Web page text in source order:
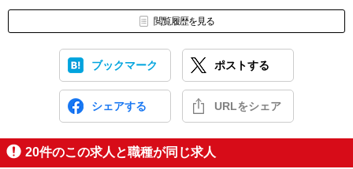
閲覧履歴を見る
ブックマーク ポストする
シェアする URLをシェア
20件のこの求人と職種が同じ求人